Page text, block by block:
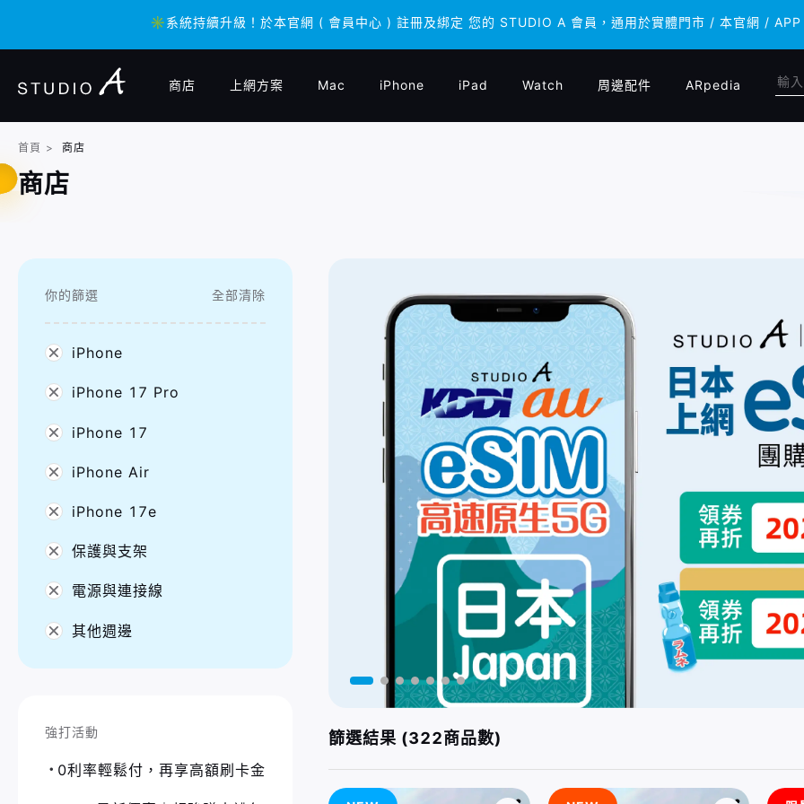
✳️系統持續升級！於本官網 ( 會員中心 ) 註冊及綁定 您的 STUDIO A 會員，通用於實體門市 / 本官網 / APP
✳️系統持續升級！於本官網 ( 會員中心 ) 註冊及綁定 您的 STUDIO A 會員，通用於實體門市 / 本官網 / APP
商店 上網方案 Mac iPhone iPad Watch 周邊配件 ARpedia
首頁 > 商店
商店
你的篩選 全部清除
iPhone
iPhone 17 Pro
iPhone 17
iPhone Air
iPhone 17e
保護與支架
電源與連接線
其他週邊
強打活動
0利率輕鬆付，再享高額刷卡金
篩選結果 (322商品數)